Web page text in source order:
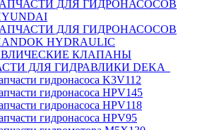
ДЛЯ ГИДРОНАСОСОВ
ДЛЯ ГИДРОНАСОСОВ
HYDRAULIC
КЛАПАНЫ
ДЛЯ ГИДРАВЛИКИ DEKA
гидронасоса K3V112
гидронасоса HPV145
гидронасоса HPV118
гидронасоса HPV95